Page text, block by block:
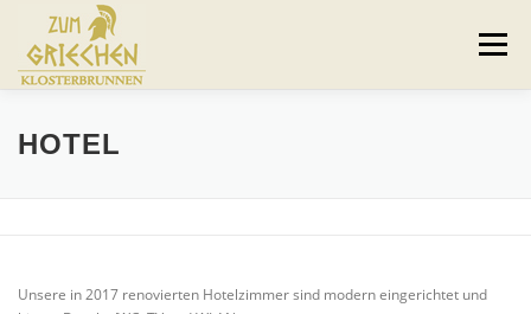
springen
Menü
HOME
HOTEL
Unsere in 2017 renovierten Hotelzimmer sind modern eingerichtet und